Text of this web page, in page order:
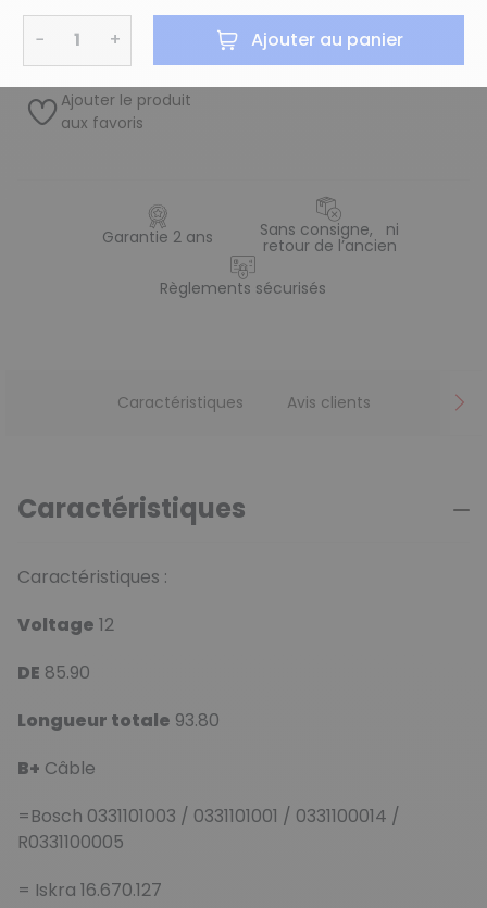
− + Ajouter au panier
Ajouter le produit
aux favoris
Garantie 2 ans Sans consigne, ni
retour de l’ancien
Règlements sécurisés
Caractéristiques Avis clients
Caractéristiques
Caractéristiques :
Voltage 12
DE 85.90
Longueur totale 93.80
B+ Câble
=Bosch 0331101003 / 0331101001 / 0331100014 /
R0331100005
= Iskra 16.670.127